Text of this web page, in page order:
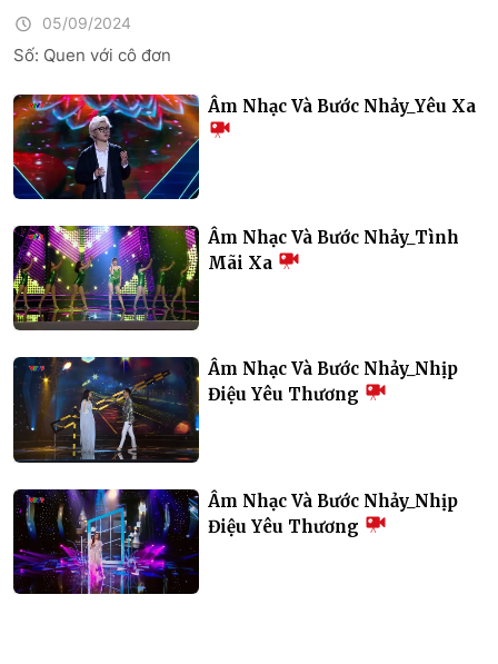
05/09/2024
Số: Quen với cô đơn
Âm Nhạc Và Bước Nhảy_Yêu Xa
Âm Nhạc Và Bước Nhảy_Tình
Mãi Xa
Âm Nhạc Và Bước Nhảy_Nhịp
Điệu Yêu Thương
Âm Nhạc Và Bước Nhảy_Nhịp
Điệu Yêu Thương